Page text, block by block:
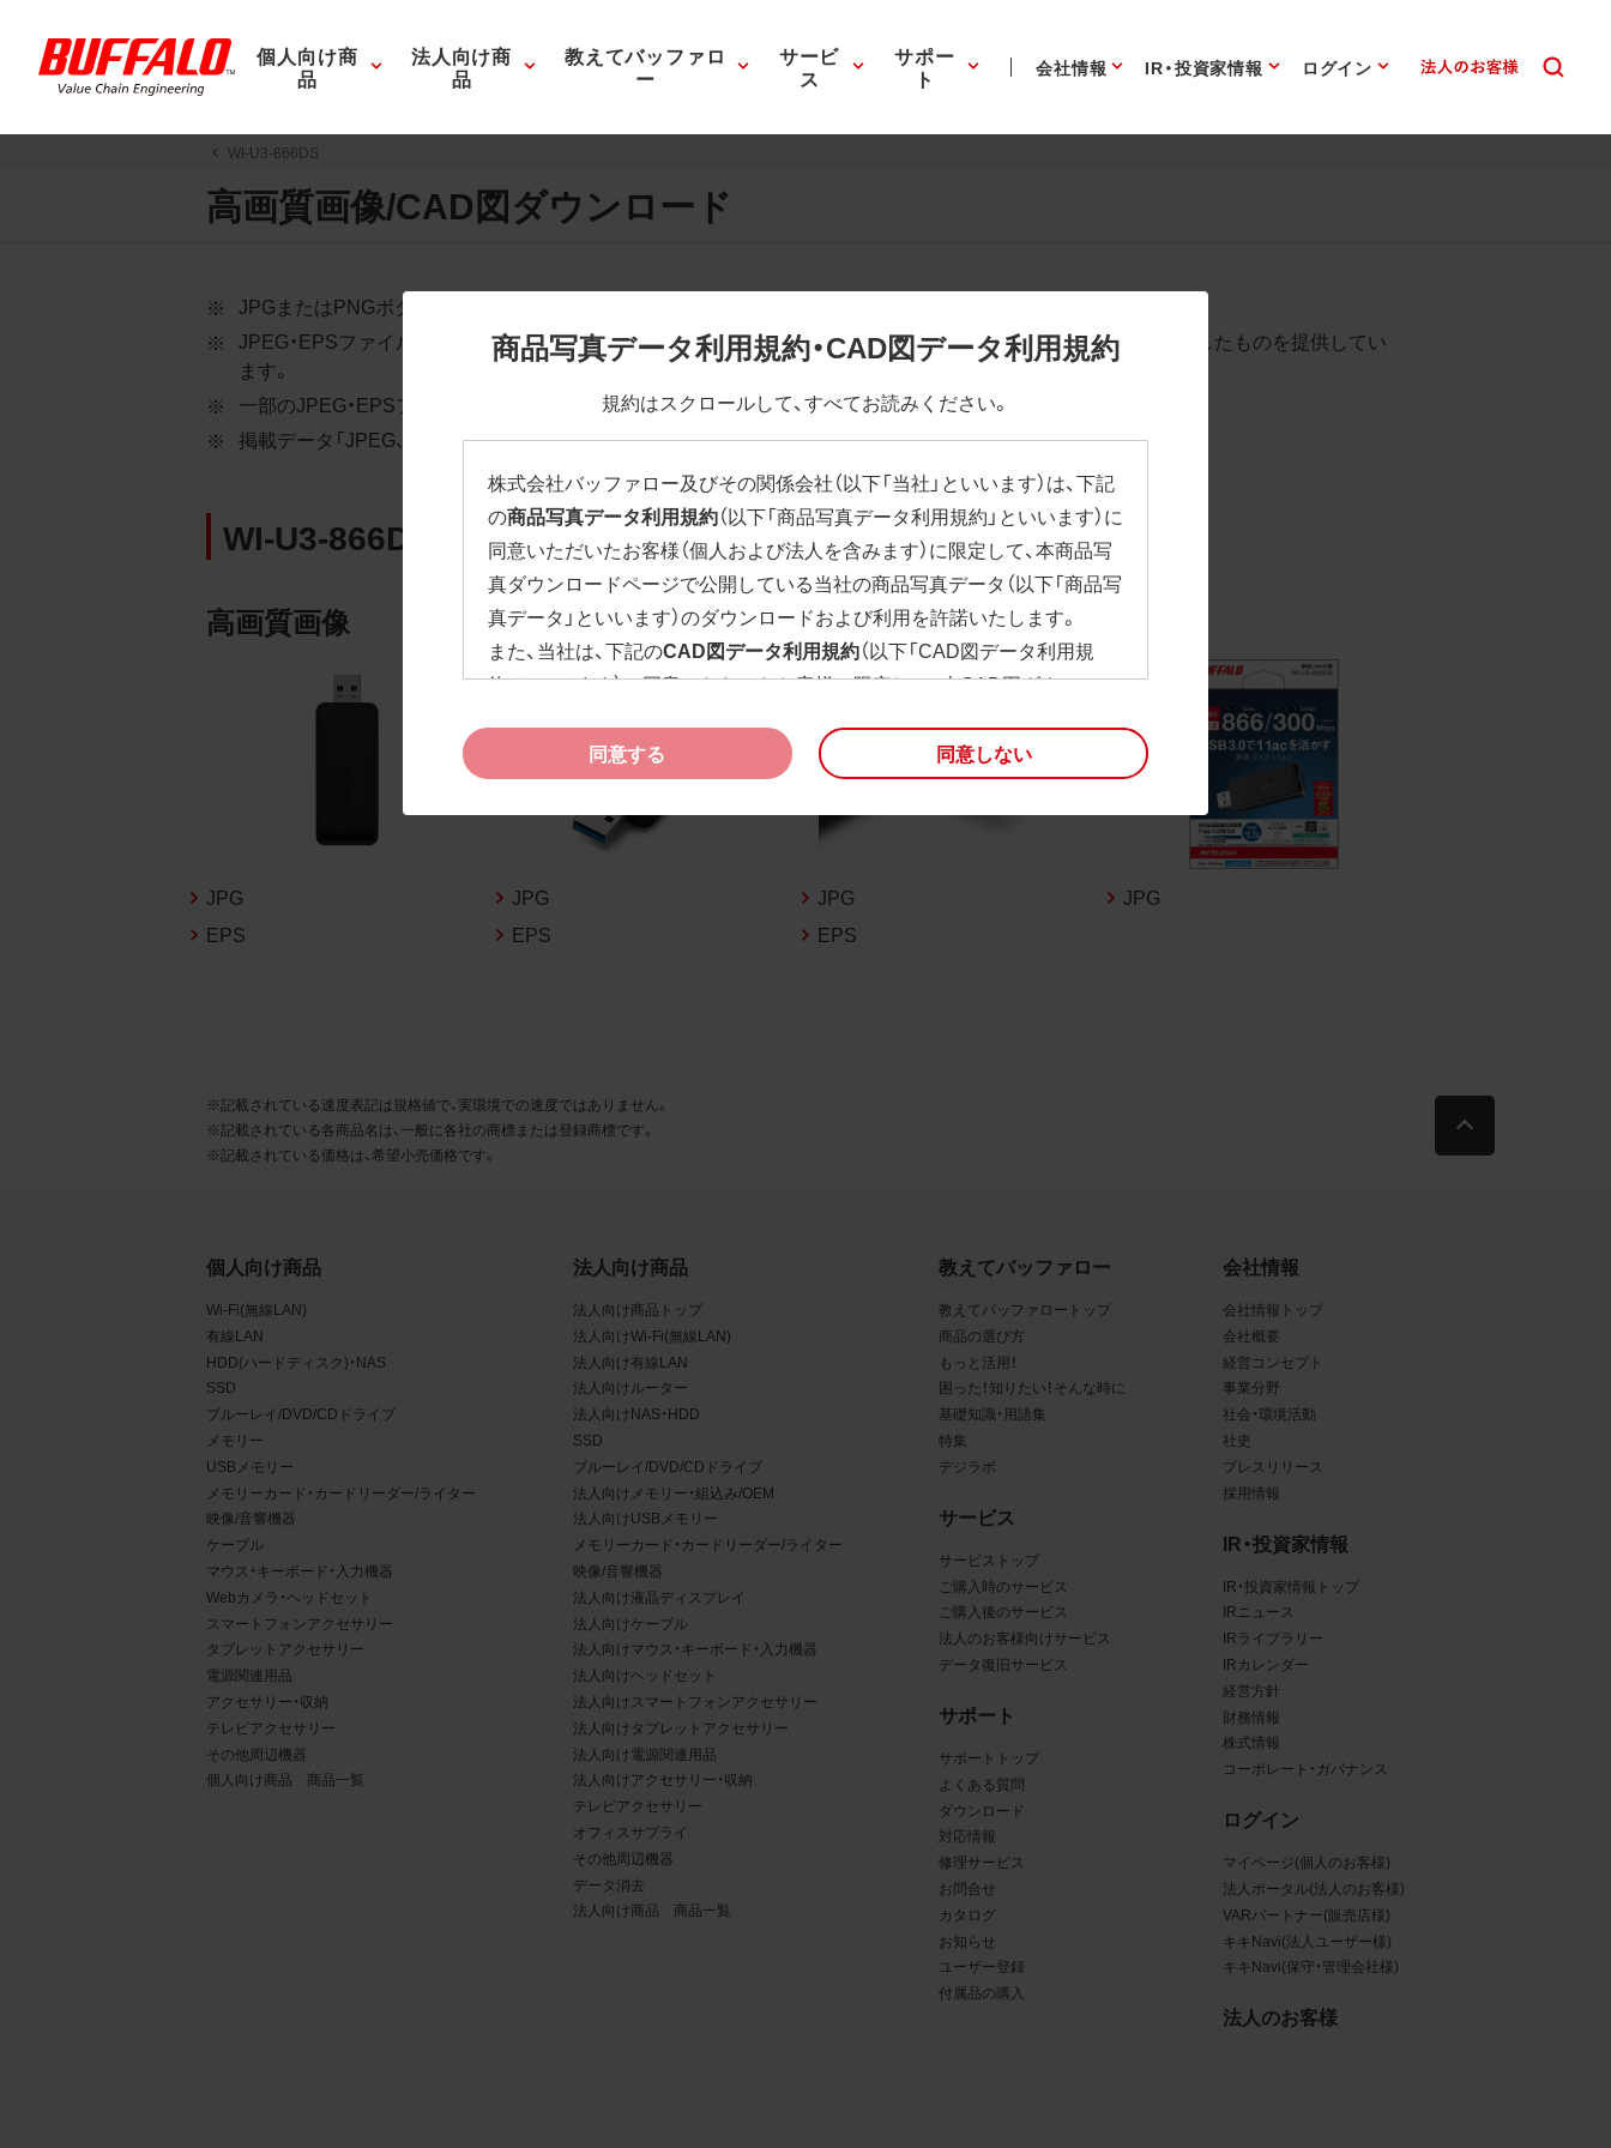
個人向け商
品
法人向け商
品
教えてバッファロ
ー
サービ
ス
サポー
ト 会社情報 IR・投資家情報 ログイン
WI-U3-866DS
高画質画像/CAD図ダウンロード
商品写真データ利用規約・CAD図データ利用規約
規約はスクロールして、すべてお読みください。
株式会社バッファロー及びその関係会社（以下「当社」といいます）は、下記
の商品写真データ利用規約（以下「商品写真データ利用規約」といいます）に
同意いただいたお客様（個人および法人を含みます）に限定して、本商品写
真ダウンロードページで公開している当社の商品写真データ（以下「商品写
真データ」といいます）のダウンロードおよび利用を許諾いたします。
また、当社は、下記のCAD図データ利用規約（以下「CAD図データ利用規
約」といいます）に同意いただいたお客様に限定して、本CAD図ダウンロー
ます）の利用を許諾いたします。
お客様が「同意する」ボタンをクリックされた場合、商品写真データ利用規
約及びCAD図データ利用規約に同意いただいたものとみなされます。
なお、商品写真データ利用規約及びCAD図データ利用規約の記載事項は予
告なく変更されることがあります。各データをダウンロードする際には最
ることに同意します。
2.利用許諾
る場合に限り商品写真データを複製、送信可能化して利用できます。当社
からの個別の同意を得た場合を除き、上記の目的、利用方法以外に商品写真
データを利用することはできません。
3.遵守事項
お客様は、商品写真データの利用に際し、次の各号に掲げる事項を遵守する
ものとします。
商品写真データの全部又は一部の譲渡、貸与、再利用許諾、改変、著作
権表示の除去等をしないこと
商品写真データに表示されている当社商品についての情報（社名、商
品名等）を併記する等の方法により、商品写真データに表示されてい
る商品が、当社の商品であることを特定できる表示を行うこと
商品写真データに著作権表示、ラベル、商標その他のマークがある場
合、それらを除去しないこと
商品写真データを当社HPのトップページ以外のサイトとのリンクと
して利用しないこと
商品写真データを他社のロゴ又は他社商品等に近づけて掲記するな
どして、当社と提携、協力関係等にあるとの示唆や誤解を生じさせう
る態様の利用を行わないこと
その他、当社の運営するサイトではないと看者が判断することを困難
とするような態様で、商品写真データを利用しないこと
当社は、商品写真データの正確性、完全性、適合性、有用性、最新性、第三者
同意する 同意しない
JPGまたはPNGボタンを押すと画像の表示。EPSボタンを押すと圧縮ファイルのダウンロードが始まります。
JPEG・EPSファイルにはパスが設定されています。画像編集の際に便利です。PNG画像は原則として背景を透過したものを提供してい
ます。
一部のJPEG・EPSファイルにはパスが設定されていない場合があります。ご了承ください。
掲載データ「JPEG、PNG : 低解像度(RGBカラー)」 「EPS : 高解像度(CMYKカラー)」
WI-U3-866DS
高画質画像
JPG
EPS
JPG
EPS
JPG
EPS
JPG
※記載されている速度表記は規格値で、実環境での速度ではありません。
※記載されている各商品名は、一般に各社の商標または登録商標です。
※記載されている価格は、希望小売価格です。
個人向け商品
Wi-Fi(無線LAN)
有線LAN
HDD(ハードディスク)・NAS
SSD
ブルーレイ/DVD/CDドライブ
メモリー
USBメモリー
メモリーカード・カードリーダー/ライター
映像/音響機器
ケーブル
マウス・キーボード・入力機器
Webカメラ・ヘッドセット
スマートフォンアクセサリー
タブレットアクセサリー
電源関連用品
アクセサリー・収納
テレビアクセサリー
その他周辺機器
個人向け商品 商品一覧
法人向け商品
法人向け商品トップ
法人向けWi-Fi(無線LAN)
法人向け有線LAN
法人向けルーター
法人向けNAS・HDD
SSD
ブルーレイ/DVD/CDドライブ
法人向けメモリー・組込み/OEM
法人向けUSBメモリー
メモリーカード・カードリーダー/ライター
映像/音響機器
法人向け液晶ディスプレイ
法人向けケーブル
法人向けマウス・キーボード・入力機器
法人向けヘッドセット
法人向けスマートフォンアクセサリー
法人向けタブレットアクセサリー
法人向け電源関連用品
法人向けアクセサリー・収納
テレビアクセサリー
オフィスサプライ
その他周辺機器
データ消去
法人向け商品 商品一覧
教えてバッファロー
教えてバッファロートップ
商品の選び方
もっと活用！
困った！知りたい！そんな時に
基礎知識・用語集
特集
デジラボ
サービス
サービストップ
ご購入時のサービス
ご購入後のサービス
法人のお客様向けサービス
データ復旧サービス
サポート
サポートトップ
よくある質問
ダウンロード
対応情報
修理サービス
お問合せ
カタログ
お知らせ
ユーザー登録
付属品の購入
会社情報
会社情報トップ
会社概要
経営コンセプト
事業分野
社会・環境活動
社史
プレスリリース
採用情報
IR・投資家情報
IR・投資家情報トップ
IRニュース
IRライブラリー
IRカレンダー
経営方針
財務情報
株式情報
コーポレート・ガバナンス
ログイン
マイページ(個人のお客様)
法人ポータル(法人のお客様)
VARパートナー(販売店様)
キキNavi(法人ユーザー様)
キキNavi(保守・管理会社様)
法人のお客様